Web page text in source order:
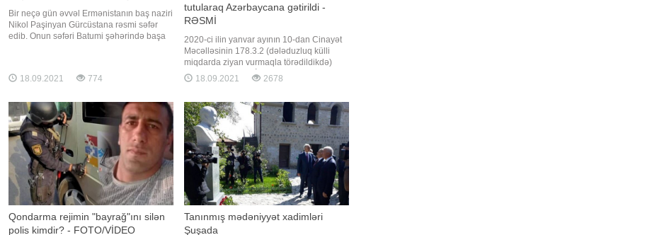
Bir neçə gün əvvəl Ermənistanın baş naziri
Nikol Paşinyan Gürcüstana rəsmi səfər
edib. Onun səfəri Batumi şəhərində başa
Ermənistan cəmiyyətinin əhəmiyyətli bir
18.09.2021 774
tutularaq Azərbaycana gətirildi -
RƏSMİ
2020-ci ilin yanvar ayının 10-dan Cinayət
Məcəlləsinin 178.3.2 (dələduzluq külli
miqdarda ziyan vurmaqla törədildikdə)
maddəsi ilə Daxili İşlər Nazirliyi tərəfindən
beynəlxalq axtarışa verilmiş Mahmudov
Ukrayna Respublikası ərazisində tutulub.
Bu barədə Baş Prokurorlu
18.09.2021 2678
Qondarma rejimin "bayrağ"ını silən
polis kimdir? - FOTO/VİDEO
Tanınmış mədəniyyət xadimləri
Şuşada